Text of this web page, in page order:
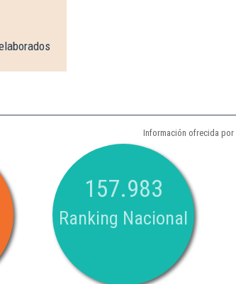
Información ofrecida por
157.983
Ranking Nacional